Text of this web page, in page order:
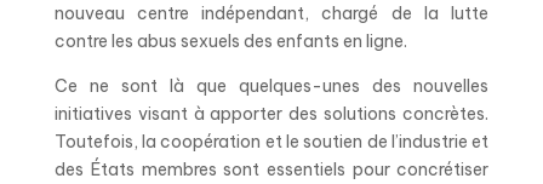
nouveau centre indépendant, chargé de la lutte
contre les abus sexuels des enfants en ligne.
Ce ne sont là que quelques-unes des nouvelles
initiatives visant à apporter des solutions concrètes.
Toutefois, la coopération et le soutien de l’industrie et
des États membres sont essentiels pour concrétiser